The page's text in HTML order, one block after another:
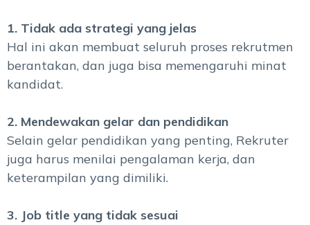
1. Tidak ada strategi yang jelas
Hal ini akan membuat seluruh proses rekrutmen
berantakan, dan juga bisa memengaruhi minat
kandidat.
2. Mendewakan gelar dan pendidikan
Selain gelar pendidikan yang penting, Rekruter
juga harus menilai pengalaman kerja, dan
keterampilan yang dimiliki.
3. Job title yang tidak sesuai